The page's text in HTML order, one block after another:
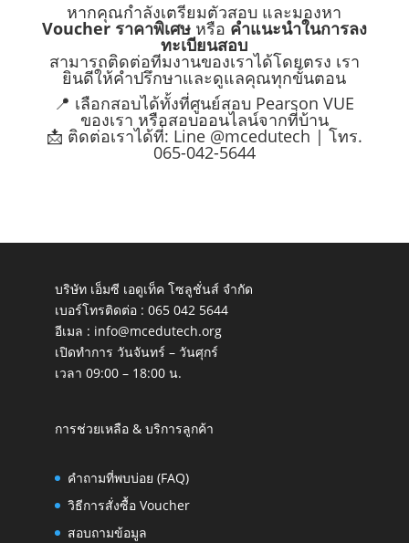
หากคุณกำลังเตรียมตัวสอบ และมองหา
Voucher ราคาพิเศษหรือ คำแนะนำในการลง
ทะเบียนสอบ
สามารถติดต่อทีมงานของเราได้โดยตรง เรา
ยินดีให้คำปรึกษาและดูแลคุณทุกขั้นตอน
📍 เลือกสอบได้ทั้งที่ศูนย์สอบ Pearson VUE
ของเรา หรือสอบออนไลน์จากที่บ้าน
📩 ติดต่อเราได้ที่: Line @mcedutech | โทร.
065-042-5644
บริษัท เอ็มซี เอดูเท็ค โซลูชั่นส์ จำกัด
เบอร์โทรติดต่อ : 065 042 5644
อีเมล : info@mcedutech.org
เปิดทำการ วันจันทร์ – วันศุกร์
เวลา 09:00 – 18:00 น.
การช่วยเหลือ & บริการลูกค้า
คำถามที่พบบ่อย (FAQ)
วิธีการสั่งซื้อ Voucher
สอบถามข้อมูล